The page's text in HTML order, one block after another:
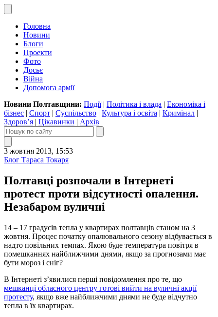
Головна
Новини
Блоги
Проекти
Фото
Досьє
Війна
Допомога армії
Новини Полтавщини: Події| Політика і влада | Економіка і
бізнес | Спорт | Суспільство | Культура і освіта | Кримінал |
Здоров’я | Цікавинки | Архів
3 жовтня 2013, 15:53
Блог Тараса Токаря
Полтавці розпочали в Інтернеті
протест проти відсутності опалення.
Незабаром вуличні
14 – 17 градусів тепла у квартирах полтавців станом на 3
жовтня. Процес початку опалювального сезону відбувається в
надто повільних темпах. Якою буде температура повітря в
помешканнях найближчими днями, якщо за прогнозами має
бути мороз і сніг?
В Інтернеті з’явилися перші повідомлення про те, що
мешканці обласного центру готові вийти на вуличні акції
протесту, якщо вже найближчими днями не буде відчутно
тепла в їх квартирах.